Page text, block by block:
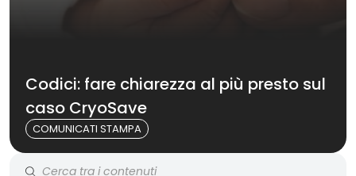
Codici: fare chiarezza al più presto sul
caso CryoSave
COMUNICATI STAMPA